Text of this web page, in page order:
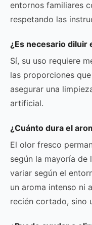
entornos familiares
respetando las
¿Es necesario diluir
Sí, su uso requiere
las proporciones
asegurar una
artificial.
¿Cuánto dura el
El olor fresco
según la mayoría de
variar según el
un aroma intenso ni
recién cortado, sino